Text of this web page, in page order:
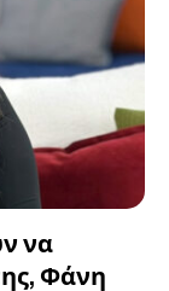
να
Φάνη